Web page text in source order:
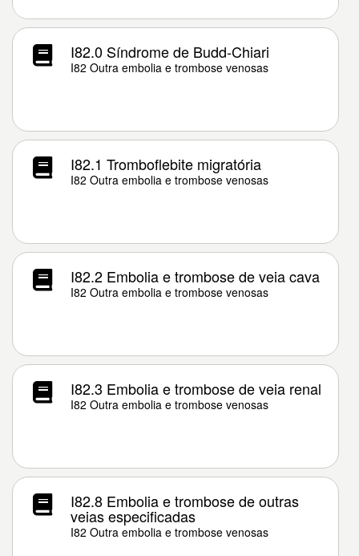
I82.0 Síndrome de Budd-Chiari
I82 Outra embolia e trombose venosas
I82.1 Tromboflebite migratória
I82 Outra embolia e trombose venosas
I82.2 Embolia e trombose de veia cava
I82 Outra embolia e trombose venosas
I82.3 Embolia e trombose de veia renal
I82 Outra embolia e trombose venosas
I82.8 Embolia e trombose de outras
veias especificadas
I82 Outra embolia e trombose venosas